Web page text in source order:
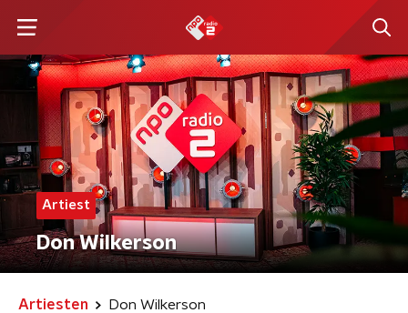
Artiest
Don Wilkerson
Artiesten Don Wilkerson